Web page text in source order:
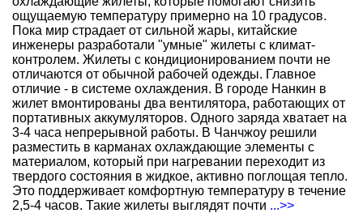
ощущаемую температуру примерно на 10 градусов.
Пока мир страдает от сильной жары, китайские
инженеры разработали "умные" жилеты с климат-
контролем. Жилеты с кондиционированием почти не
отличаются от обычной рабочей одежды. Главное
отличие - в системе охлаждения. В городе Нанкин в
жилет вмонтированы два вентилятора, работающих от
портативных аккумуляторов. Одного заряда хватает на
3-4 часа непрерывной работы. В Чанчжоу решили
разместить в карманах охлаждающие элементы с
материалом, который при нагревании переходит из
твердого состояния в жидкое, активно поглощая тепло.
Это поддерживает комфортную температуру в течение
2,5-4 часов. Такие жилеты выглядят почти ...>>